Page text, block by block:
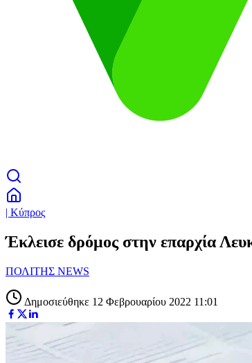
| Κύπρος
Έκλεισε δρόμος στην επαρχία
ΠΟΛΙΤΗΣ NEWS
Δημοσιεύθηκε 12 Φεβρουαρίου 2022 11:01